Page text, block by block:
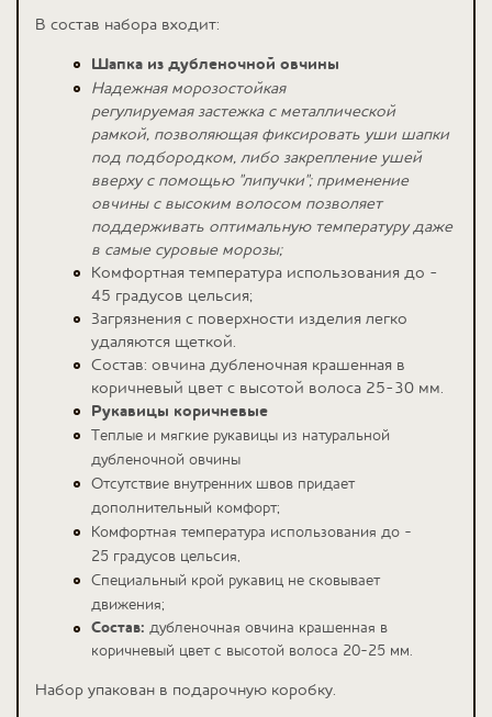
В состав набора входит:
Шапка из дубленочной овчины
Надежная морозостойкая
регулируемая застежка с металлической
рамкой, позволяющая фиксировать уши шапки
под подбородком, либо закрепление ушей
вверху с помощью "липучки"; применение
овчины с высоким волосом позволяет
поддерживать оптимальную температуру даже
в самые суровые морозы;
Комфортная температура использования до -
45 градусов цельсия;
Загрязнения с поверхности изделия легко
удаляются щеткой.
Состав: овчина дубленочная крашенная в
коричневый цвет с высотой волоса 25-30 мм.
Рукавицы коричневые
Теплые и мягкие рукавицы из натуральной
дубленочной овчины
Отсутствие внутренних швов придает
дополнительный комфорт;
Комфортная температура использования до -
25 градусов цельсия,
Специальный крой рукавиц не сковывает
движения;
Состав: дубленочная овчина крашенная в
коричневый цвет с высотой волоса 20-25 мм.
Набор упакован в подарочную коробку.